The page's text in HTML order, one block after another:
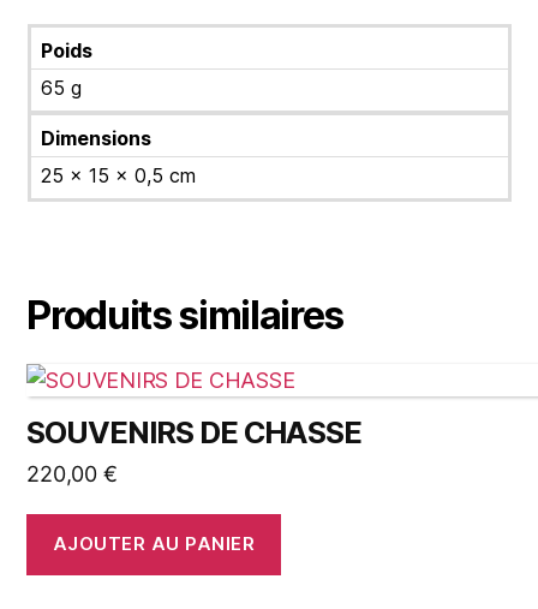
Poids
65 g
Dimensions
25 × 15 × 0,5 cm
Produits similaires
SOUVENIRS DE CHASSE
220,00 €
AJOUTER AU PANIER